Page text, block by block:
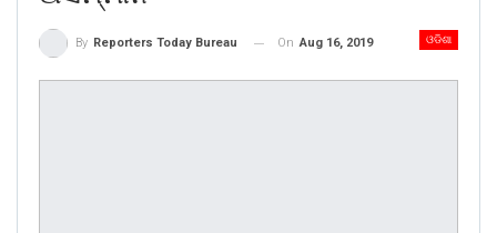
ଓଡିଶା
By Reporters Today Bureau On Aug 16, 2019